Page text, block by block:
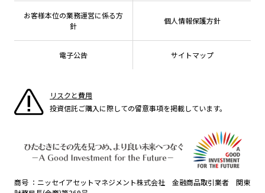
なしシリーズ
確定拠出年金について
NAMシティ
お問い合わせ
よくあるご質問
公式キャラクターのご紹介
お客様本位の業務運営に係る方
針
個人情報保護方針
電子公告 サイトマップ
リスクと費用
投資信託ご購入に際しての留意事項を掲載しています。
商号
ニッセイアセットマネジメント株式会社 金融商品取引業者 関東